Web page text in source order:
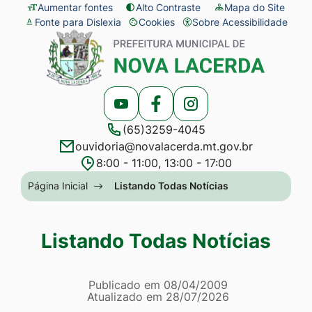
Seção
de
atalhos
acessibilidade
Ir
para
conteúdo
menu
[alt+2]
para
Aumentar fontes Alto Contraste
Mapa do Site
Fonte para Dislexia
Cookies
Abrir
preferências
de
cookies
Sobre Acessibilidade
Seção
menu
Acessar
a
Rede
Social
Acessar
a
Rede
Social
Acessar
a
Rede
Social
(65)3259-4045
ouvidoria@novalacerda.mt.gov.br
8:00 - 11:00, 13:00 - 17:00
Seção
do
principal
Página Inicial Listando Todas Notícias
Listando Todas Notícias
Página Listando Todas
Informações
Publicado em 08/04/2009
Atualizado em 28/07/2026